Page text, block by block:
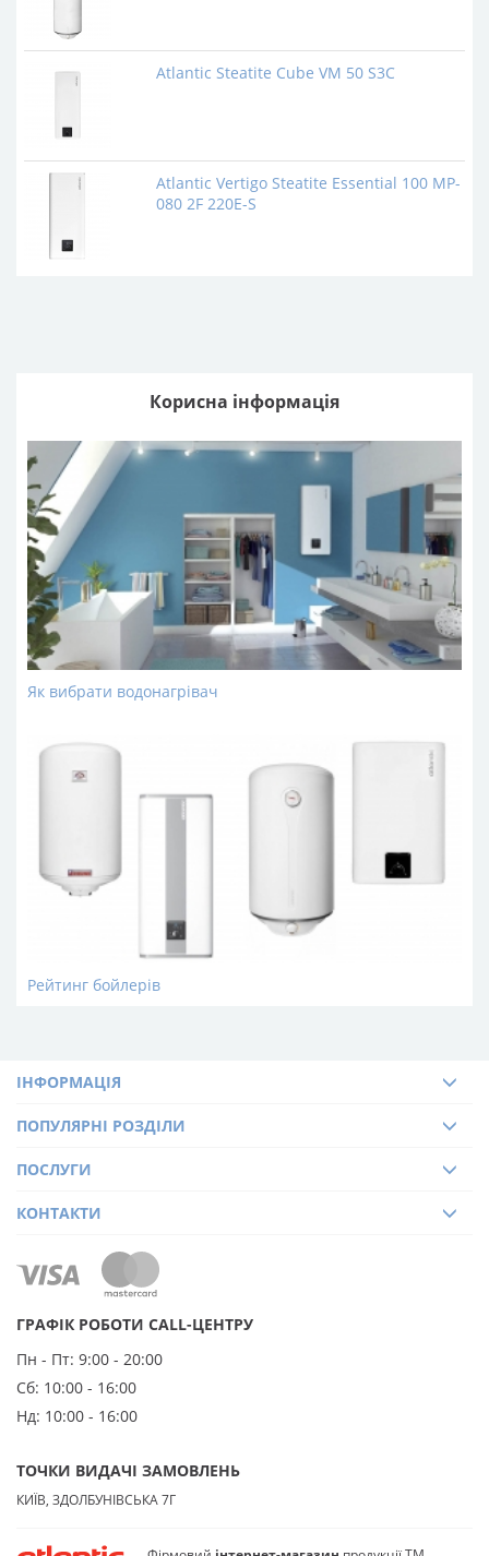
Корисна інформація
Як вибрати водонагрівач
Рейтинг бойлерів
Atlantic Steatite Cube VM 50 S3C
Atlantic Vertigo Steatite Essential 100 MP-
080 2F 220E-S
ІНФОРМАЦІЯ
ПОПУЛЯРНІ РОЗДІЛИ
ПОСЛУГИ
ГРАФІК РОБОТИ CALL-ЦЕНТРУ
Пн - Пт: 9:00 - 20:00
Сб: 10:00 - 16:00
Нд: 10:00 - 16:00
ТОЧКИ ВИДАЧІ ЗАМОВЛЕНЬ
КИЇВ, ЗДОЛБУНІВСЬКА 7Г
КОНТАКТИ